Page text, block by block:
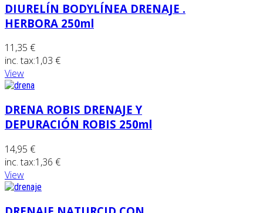
DIURELÍN BODYLÍNEA DRENAJE .
HERBORA 250ml
11,35 €
inc. tax:1,03 €
View
DRENA ROBIS DRENAJE Y
DEPURACIÓN ROBIS 250ml
14,95 €
inc. tax:1,36 €
View